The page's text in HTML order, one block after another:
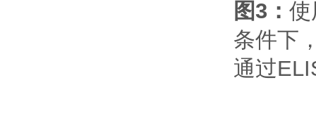
图3 ： 使
条件下
通过